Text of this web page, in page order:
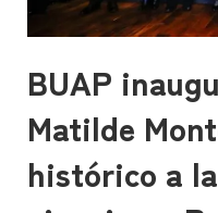
BUAP
Matilde
histórico a